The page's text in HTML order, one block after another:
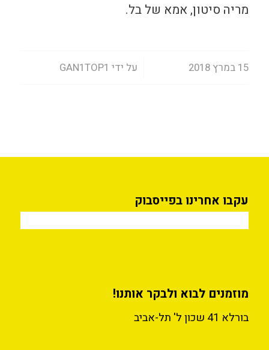
מריה סיטון, אמא של בל.
15 במרץ 2018 על ידי GAN1TOP1
עקבו אחרינו בפייסבוק
מוזמנים לבוא ולבקר אותנו!
בורלא 41 שכון ל' תל-אביב